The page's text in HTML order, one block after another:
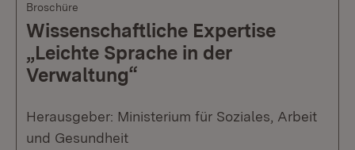
Broschüre
Wissenschaftliche Expertise
„Leichte Sprache in der
Verwaltung“
Herausgeber: Ministerium für Soziales, Arbeit
und Gesundheit